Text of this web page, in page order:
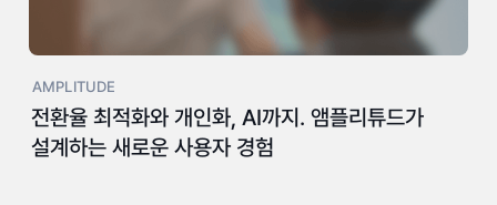
AMPLITUDE
전환율 최적화와 개인화, AI까지. 앰플리튜드가
설계하는 새로운 사용자 경험